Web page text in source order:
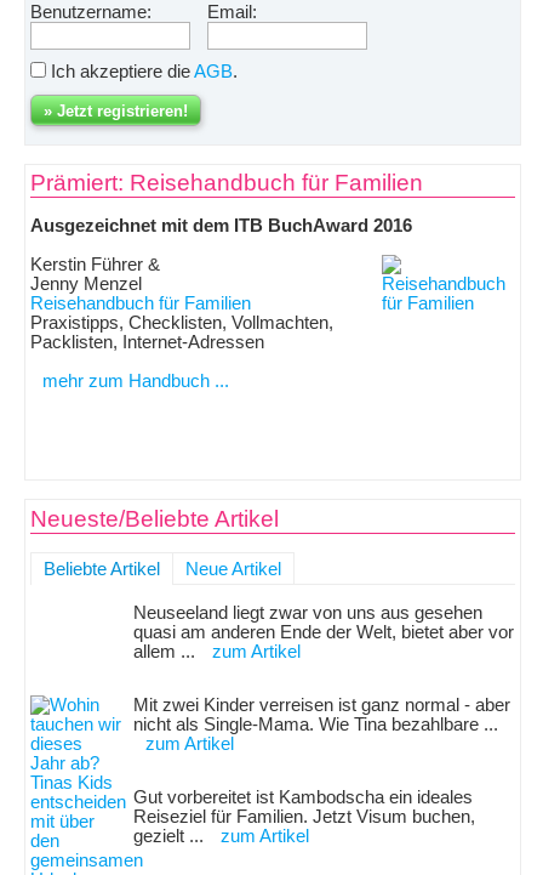
Benutzername: Email:
Ich akzeptiere dieAGB.
Prämiert: Reisehandbuch für Familien
Ausgezeichnet mit dem ITB BuchAward 2016
Kerstin Führer &
Jenny Menzel
Reisehandbuch für Familien
Praxistipps, Checklisten, Vollmachten,
Packlisten, Internet-Adressen
mehr zum Handbuch ...
Neueste/Beliebte Artikel
Beliebte Artikel Neue Artikel
Neuseeland liegt zwar von uns aus gesehen
quasi am anderen Ende der Welt, bietet aber vor
allem ...
zum Artikel
Mit zwei Kinder verreisen ist ganz normal - aber
nicht als Single-Mama. Wie Tina bezahlbare ...
zum Artikel
Gut vorbereitet ist Kambodscha ein ideales
Reiseziel für Familien. Jetzt Visum buchen,
gezielt ...
zum Artikel